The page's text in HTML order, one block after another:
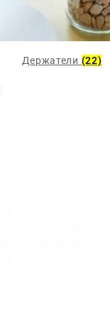
Держатели (22)